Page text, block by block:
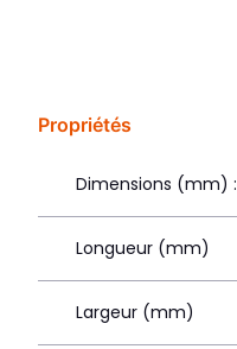
Propriétés
Dimensions (mm) :
Longueur (mm)
Largeur (mm)